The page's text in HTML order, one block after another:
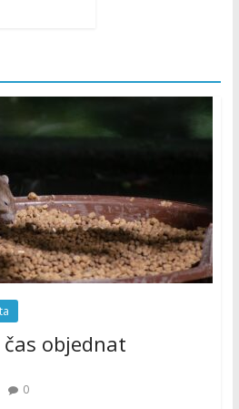
čas objednat
0